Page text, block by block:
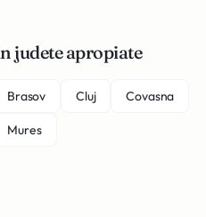
judete apropiate
Brasov Cluj Covasna
Mures